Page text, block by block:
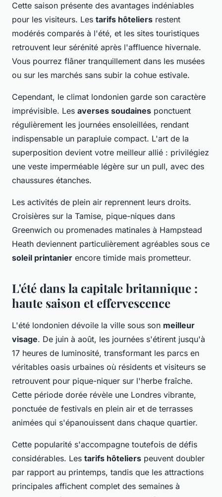
Cette saison présente des avantages indéniables
pour les visiteurs. Les tarifs hôteliers restent
modérés comparés à l'été, et les sites touristiques
retrouvent leur sérénité après l'affluence hivernale.
Vous pourrez flâner tranquillement dans les musées
ou sur les marchés sans subir la cohue estivale.
Cependant, le climat londonien garde son caractère
imprévisible. Les averses soudaines ponctuent
régulièrement les journées ensoleillées, rendant
indispensable un parapluie compact. L'art de la
superposition devient votre meilleur allié : privilégiez
une veste imperméable légère sur un pull, avec des
chaussures étanches.
Les activités de plein air reprennent leurs droits.
Croisières sur la Tamise, pique-niques dans
Greenwich ou promenades matinales à Hampstead
Heath deviennent particulièrement agréables sous ce
soleil printanier encore timide mais prometteur.
L'été dans la capitale britannique :
haute saison et effervescence
L'été londonien dévoile la ville sous son meilleur
visage. De juin à août, les journées s'étirent jusqu'à
17 heures de luminosité, transformant les parcs en
véritables oasis urbaines où résidents et visiteurs se
retrouvent pour pique-niquer sur l'herbe fraîche.
Cette période dorée révèle une Londres vibrante,
ponctuée de festivals en plein air et de terrasses
animées qui s'épanouissent dans chaque quartier.
Cette popularité s'accompagne toutefois de défis
considérables. Les tarifs hôteliers peuvent doubler
par rapport au printemps, tandis que les attractions
principales affichent complet des semaines à